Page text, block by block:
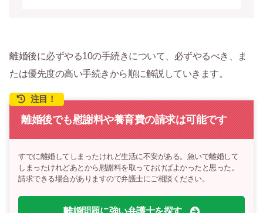
離婚後に必ずやる10の手続きについて、必ずやるべき、ま
たは優先度の高い手続きから順に解説していきます。
注目！
離婚後でも慰謝料や養育費の請求は可能です
すでに離婚してしまったけれど生活に不安がある。急いで離婚して
しまったけれどあとから慰謝料を取っておけばよかったと思った。
請求できる場合がありますので弁護士にご相談ください。
離婚問題に強い弁護士を探す